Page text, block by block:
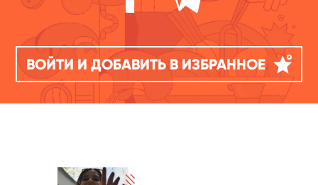
ВОЙТИ И ДОБАВИТЬ В ИЗБРАННОЕ